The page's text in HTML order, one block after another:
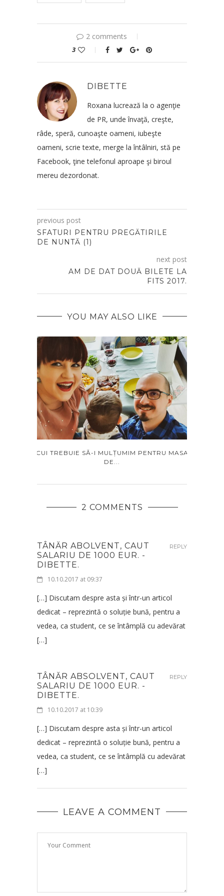
2 comments
3
DIBETTE
Roxana lucrează la o agenţie
de PR, unde învaţă, creşte,
râde, speră, cunoaşte oameni, iubeşte
oameni, scrie texte, merge la întâlniri, stă pe
Facebook, ţine telefonul aproape şi biroul
mereu dezordonat.
previous post
SFATURI PENTRU PREGĂTIRILE
DE NUNTĂ (1)
next post
AM DE DAT DOUĂ BILETE LA
FITS 2017.
YOU MAY ALSO LIKE
CUI TREBUIE SĂ-I MULȚUMIM PENTRU MASA
DE...
2 COMMENTS
TÂNĂR ABOLVENT, CAUT
SALARIU DE 1000 EUR. -
DIBETTE.
10.10.2017 at 09:37
[…] Discutam despre asta și într-un articol
dedicat – reprezintă o soluție bună, pentru a
vedea, ca student, ce se întâmplă cu adevărat
[…]
REPLY
TÂNĂR ABSOLVENT, CAUT
SALARIU DE 1000 EUR. -
DIBETTE.
10.10.2017 at 10:39
[…] Discutam despre asta și într-un articol
dedicat – reprezintă o soluție bună, pentru a
vedea, ca student, ce se întâmplă cu adevărat
[…]
REPLY
LEAVE A COMMENT